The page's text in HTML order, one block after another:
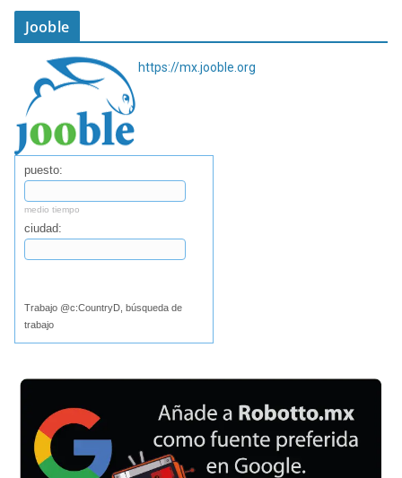
Jooble
https://mx.jooble.org
puesto:
medio tiempo
ciudad:
Trabajo @c:CountryD, búsqueda de
trabajo